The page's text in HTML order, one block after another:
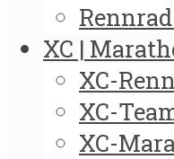
XC |
XC-
XC-
XC-